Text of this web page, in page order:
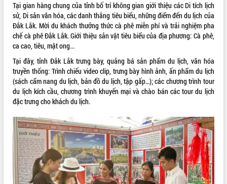
LIÊN KẾT WEB
THỐNG KÊ TRUY CẬP
Hôm nay: 4588
Tất cả:
66049911
Tại gian hàng chung của tỉnh bố trí không gian giới thiệu các Di tích lịch
sử, Di sản văn hóa, các danh thắng tiêu biểu, những điểm đến du lịch của
Đắk Lắk. Mời du khách thưởng thức cà phê miễn phí và trải nghiệm pha
chế cà phê Đắk Lắk. Giới thiệu sản vật tiêu biểu của địa phương: Cà phê,
ca cao, tiêu, mật ong...
Tại đây, tỉnh Đắk Lắk trưng bày, quảng bá sản phẩm du lịch, văn hóa
truyền thống: Trình chiếu video clip, trưng bày hình ảnh, ấn phẩm du lịch
(sách cẩm nang du lịch, bản đồ du lịch, tập gấp…); các chương trình tour
du lịch kích cầu, chương trình khuyến mại và chào bán các tour du lịch
đặc trưng cho khách du lịch.